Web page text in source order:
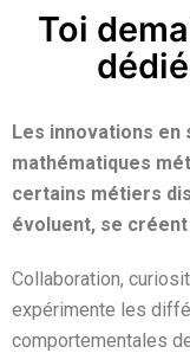
Toi
Les innovations
mathématiques
certains métiers
évoluent, se
Collaboration,
expérimente les
comportementales